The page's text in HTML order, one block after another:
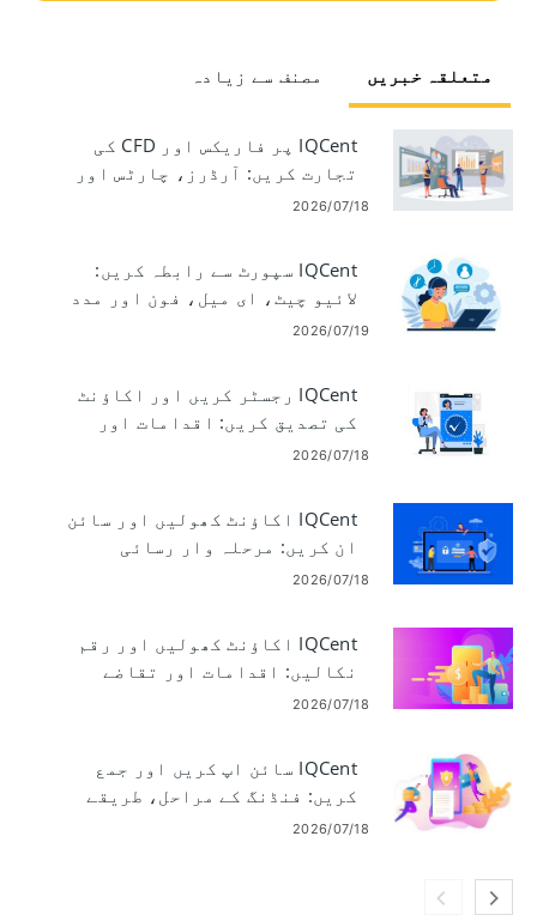
مصنف سے زیادہ متعلقہ خبریں
IQCent پر فاریکس اور CFD کی
تجارت کریں: آرڈرز، چارٹس اور
رسک
2026/07/18
IQCent سپورٹ سے رابطہ کریں:
لائیو چیٹ، ای میل، فون اور مدد
کے اختیارات
2026/07/19
IQCent رجسٹر کریں اور اکاؤنٹ
کی تصدیق کریں: اقدامات اور
تقاضے
2026/07/18
IQCent اکاؤنٹ کھولیں اور سائن
ان کریں: مرحلہ وار رسائی
2026/07/18
IQCent اکاؤنٹ کھولیں اور رقم
نکالیں: اقدامات اور تقاضے
2026/07/18
IQCent سائن اپ کریں اور جمع
کریں: فنڈنگ ​​کے مراحل، طریقے
اور حدود
2026/07/18